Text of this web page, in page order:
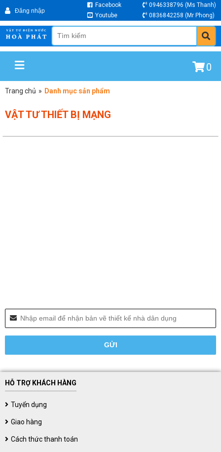
Facebook
Youtube
0946338796 (Ms Thanh)
0836842258 (Mr Phong)
0
Trang chủ » Danh mục sản phẩm
VẬT TƯ THIẾT BỊ MẠNG
HỖ TRỢ KHÁCH HÀNG
Tuyển dụng
Giao hàng
Cách thức thanh toán